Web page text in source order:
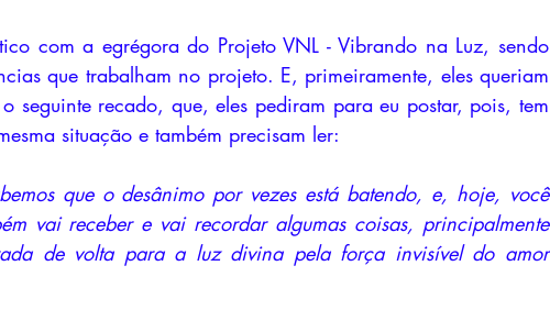
com a egrégora do Projeto VNL - Vibrando na Luz, sendo
que trabalham no projeto. E, primeiramente, eles queriam
seguinte recado, que, eles pediram para eu postar, pois, tem
situação e também precisam ler:
que o desânimo por vezes está batendo, e, hoje, você
vai receber e vai recordar algumas coisas, principalmente
de volta para a luz divina pela força invisível do amor